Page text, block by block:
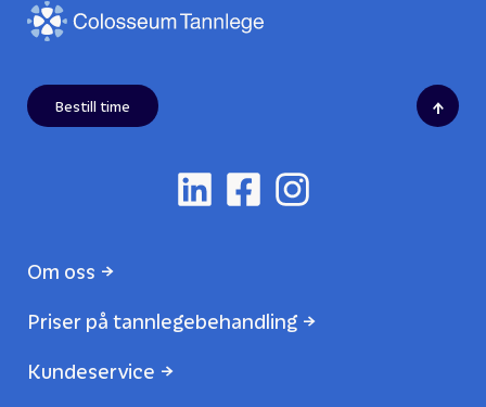
Bestill time
Om oss
Priser på tannlegebehandling
Kundeservice
↑